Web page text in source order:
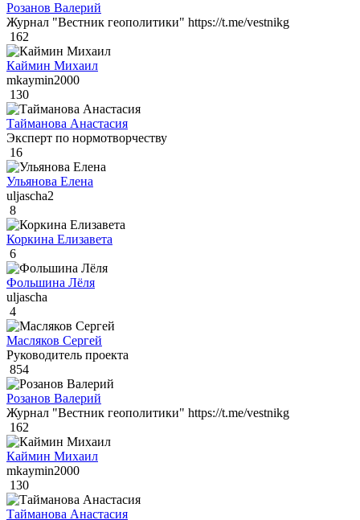
Розанов Валерий
Журнал "Вестник геополитики" https://t.me/vestnikg
162
Каймин Михаил
mkaymin2000
130
Тайманова Анастасия
Эксперт по нормотворчеству
16
Ульянова Елена
uljascha2
8
Коркина Елизавета
6
Фольшина Лёля
uljascha
4
Масляков Сергей
Руководитель проекта
854
Розанов Валерий
Журнал "Вестник геополитики" https://t.me/vestnikg
162
Каймин Михаил
mkaymin2000
130
Тайманова Анастасия